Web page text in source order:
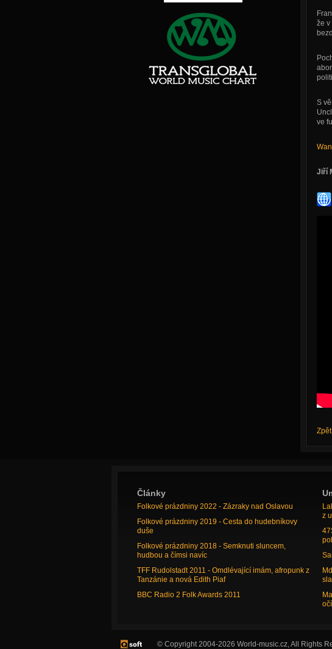
že v
S
ve
Jiří
Zpět
Články
Folkové prázdniny 2022 - Zázraky nad Oslavou
Folkové prázdniny 2019 - Cesta do hudebníkovy
duše
Folkové prázdniny 2018 - Semknuti sluncem,
hudbou a čímsi navíc
TFF Rudolstadt 2011 - Omdlévající imám, afropunk z
Tanzánie a nová Edith Piaf
BBC Radio 2 Folk Awards 2011
z
očí
© Copyright 2004-2026 World-music.cz, All Rights